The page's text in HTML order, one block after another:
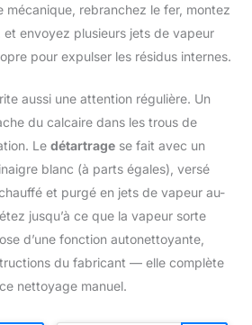
mécanique, rebranchez le fer, montez
et envoyez plusieurs jets de vapeur
pour expulser les résidus internes.
aussi une attention régulière. Un
du calcaire dans les trous de
Le détartrage se fait avec un
blanc (à parts égales), versé
et purgé en jets de vapeur au-
jusqu’à ce que la vapeur sorte
d’une fonction autonettoyante,
du fabricant — elle complète
nettoyage manuel.